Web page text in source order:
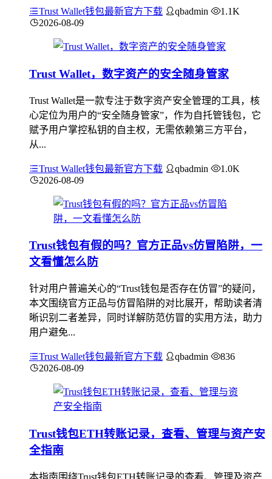
Trust Wallet钱包最新官方下载 qbadmin
1.1K
2026-08-09
Trust Wallet，数字资产的安全随身管家
Trust Wallet是一款专注于数字资产安全管理的工具，核
心定位为用户的“安全随身管家”，作为自托管钱包，它
赋予用户掌控私钥的自主权，无需依赖第三方平台，
从...
Trust Wallet钱包最新官方下载 qbadmin
1.0K
2026-08-09
Trust钱包有假的吗？官方正品vs仿冒陷阱，一
文看懂怎么防
针对用户普遍关心的“Trust钱包是否存在仿冒”的疑问，
本文围绕官方正品与仿冒陷阱的对比展开，帮助读者清
晰识别二者差异，同时详解防范仿冒的实用方法，助力
用户避免...
Trust Wallet钱包最新官方下载 qbadmin
836
2026-08-09
Trust钱包ETH转账记录，查看、管理与资产安
全指南
本指南围绕Trust钱包ETH转账记录的查看、管理及资产